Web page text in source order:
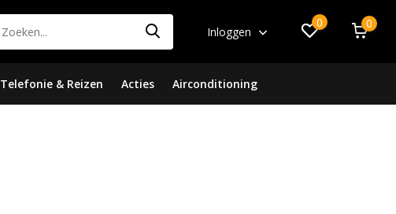
Inloggen
0 0
Telefonie & Reizen Acties Airconditioning